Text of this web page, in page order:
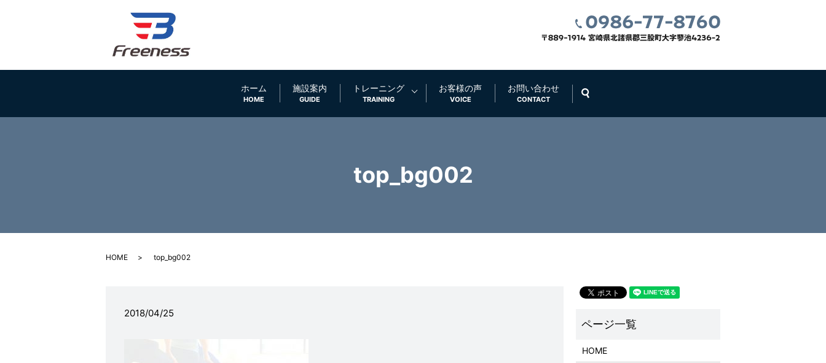
ホーム
HOME
施設案内
GUIDE
トレーニング
TRAINING
お客様の声
VOICE
お問い合わせ
CONTACT
search
top_bg002
HOME top_bg002
2018/04/25
HOME